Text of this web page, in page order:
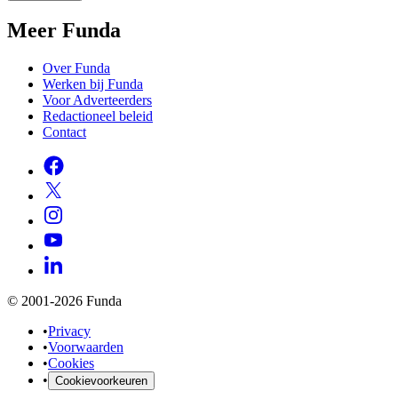
Meer Funda
Over Funda
Werken bij Funda
Voor Adverteerders
Redactioneel beleid
Contact
© 2001-2026 Funda
•Privacy
•Voorwaarden
•Cookies
• Cookievoorkeuren